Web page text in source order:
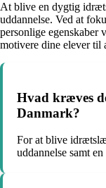
At blive en dygtig
uddannelse. Ved at
personlige egenskaber
motivere dine elever til
Hvad kræves
Danmark?
For at blive
uddannelse samt